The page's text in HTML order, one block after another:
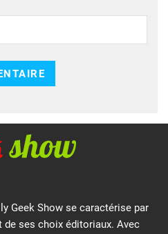
Geek Show se caractérise par
de ses choix éditoriaux. Avec